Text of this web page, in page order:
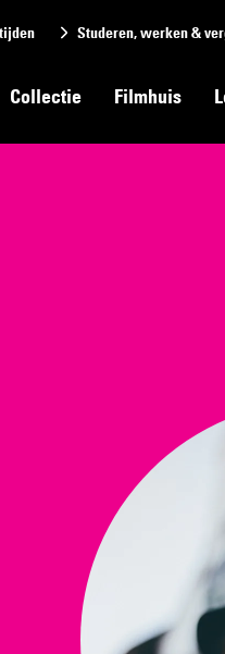
Collectie Filmhuis
Studeren, werken &